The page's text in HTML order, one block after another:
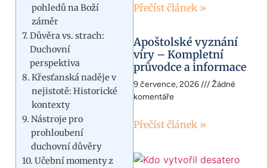
pohledů na Boží
záměr
Důvěra vs. strach:
Duchovní
perspektiva
Křesťanská naděje v
nejistotě: Historické
kontexty
Nástroje pro
prohloubení
duchovní důvěry
Učební momenty z
Přečíst článek »
Apoštolské vyznání
víry – Kompletní
průvodce a informace
9 července, 2026
Žádné
komentáře
Přečíst článek »